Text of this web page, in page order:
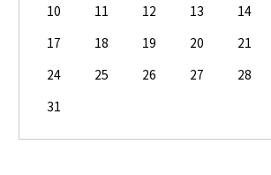
10
11 12 13 14
17
18 19 20 21
24
25 26 27 28
31